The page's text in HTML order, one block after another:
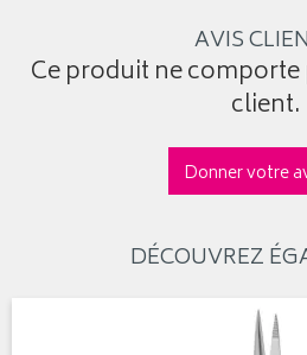
AVIS
Ce produit ne comporte
client.
Donner votre
DÉCOUVREZ